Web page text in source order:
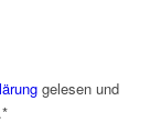
gelesen und